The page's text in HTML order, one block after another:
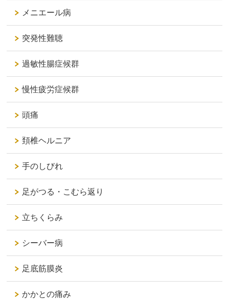
メニエール病
突発性難聴
過敏性腸症候群
慢性疲労症候群
頭痛
頚椎ヘルニア
手のしびれ
足がつる・こむら返り
立ちくらみ
シーバー病
足底筋膜炎
かかとの痛み